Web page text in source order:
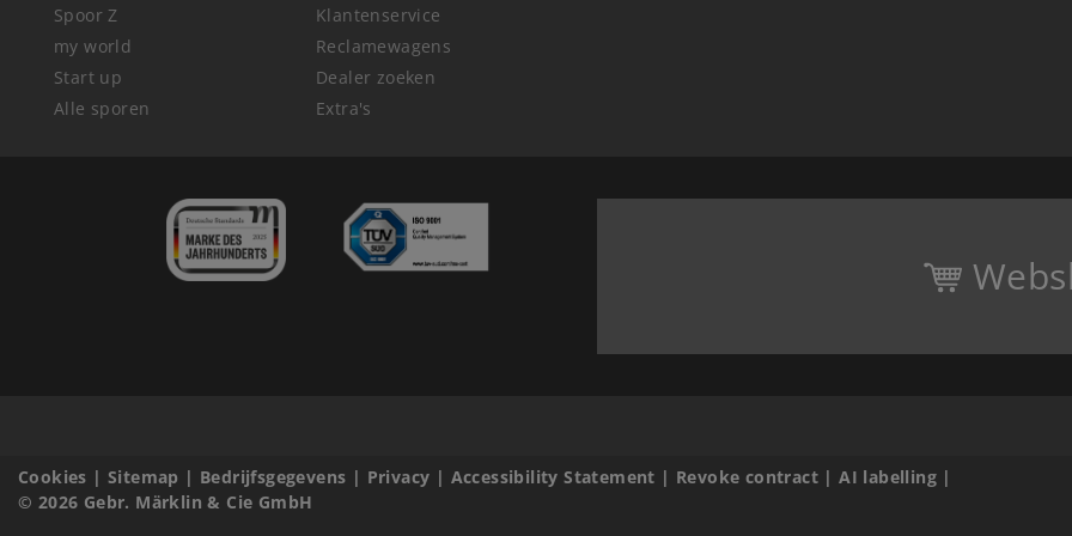
Spoor Z
my world
Start up
Alle sporen
Klantenservice
Reclamewagens
Dealer zoeken
Extra's
Cookies |Sitemap | Bedrijfsgegevens | Privacy | Accessibility Statement | Revoke contract |AI labelling |
© 2026 Gebr. Märklin & Cie GmbH